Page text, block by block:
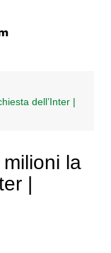
dell’Inter |
la
|